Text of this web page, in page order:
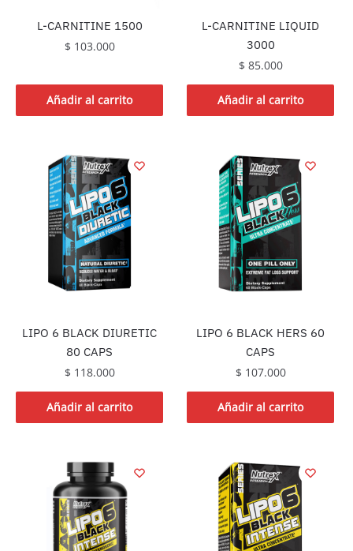
de
producto
L-CARNITINE 1500
$ 103.000
Añadir al carrito
L-CARNITINE LIQUID
3000
$ 85.000
Añadir al carrito
LIPO 6 BLACK DIURETIC
80 CAPS
$ 118.000
Añadir al carrito
LIPO 6 BLACK HERS 60
CAPS
$ 107.000
Añadir al carrito